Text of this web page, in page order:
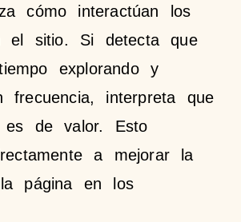
cómo interactúan los
el sitio. Si detecta que
explorando y
frecuencia, interpreta que
es de valor. Esto
a mejorar la
página en los